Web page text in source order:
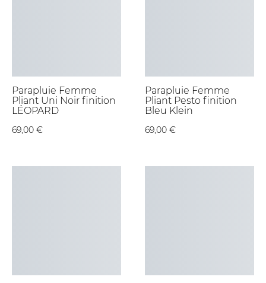
Parapluie Femme
Pliant Uni Noir finition
LÉOPARD
69,00 €
Parapluie Femme
Pliant Pesto finition
Bleu Klein
69,00 €